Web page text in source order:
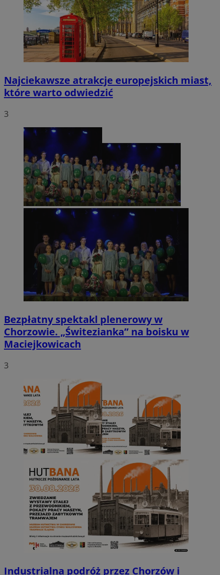
Najciekawsze atrakcje europejskich miast,
które warto odwiedzić
3
Bezpłatny spektakl plenerowy w
Chorzowie. „Świtezianka” na boisku w
Maciejkowicach
3
Industrialna podróż przez Chorzów i